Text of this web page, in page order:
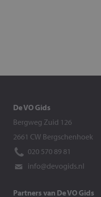
De VO Gids
Bergweg Zuid 126
2661 CW Bergschenhoek
020 570 89 81
info@devogids.nl
Partners van De VO Gids